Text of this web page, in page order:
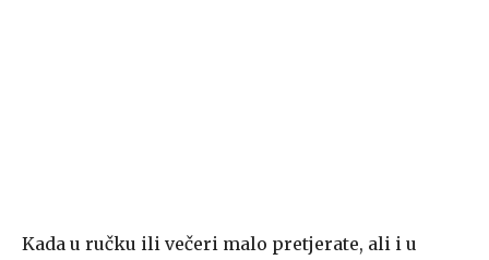
Kada u ručku ili večeri malo pretjerate, ali i u